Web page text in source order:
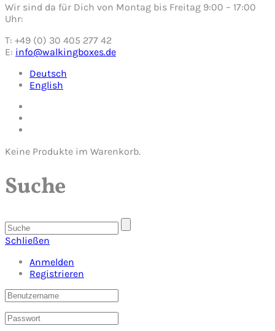
Wir sind da für Dich von Montag bis Freitag 9:00 – 17:00
Uhr:
T: +49 (0) 30 405 277 42
E: info@walkingboxes.de
Deutsch
English
Keine Produkte im Warenkorb.
Suche
Schließen
Anmelden
Registrieren